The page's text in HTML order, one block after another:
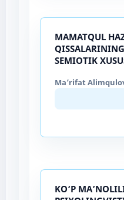
MAMATQUL
SEMIOTIK
Ma’rifat
KO‘P